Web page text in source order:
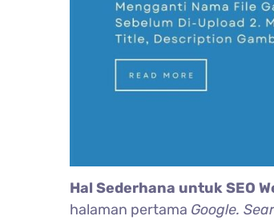
Hal Sederhana untuk SEO
halaman pertama Google.